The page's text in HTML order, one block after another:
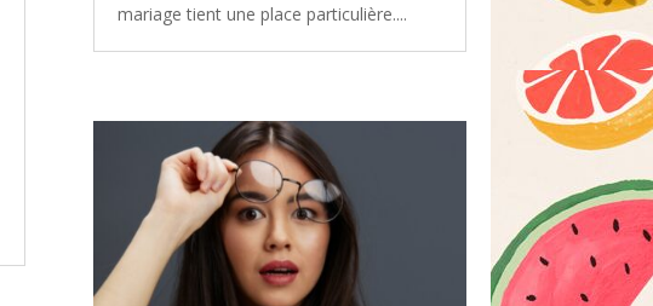
mariage tient une place particulière....